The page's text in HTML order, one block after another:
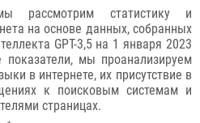
рассмотрим статистику и
на основе данных, собранных
GPT-3,5 на 1 января 2023
показатели, мы проанализируем
в интернете, их присутствие в
к поисковым системам и
страницах.